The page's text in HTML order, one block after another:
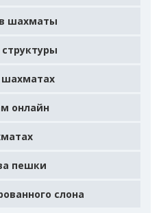
шахматы
шахматах
онлайн
пешки
слона